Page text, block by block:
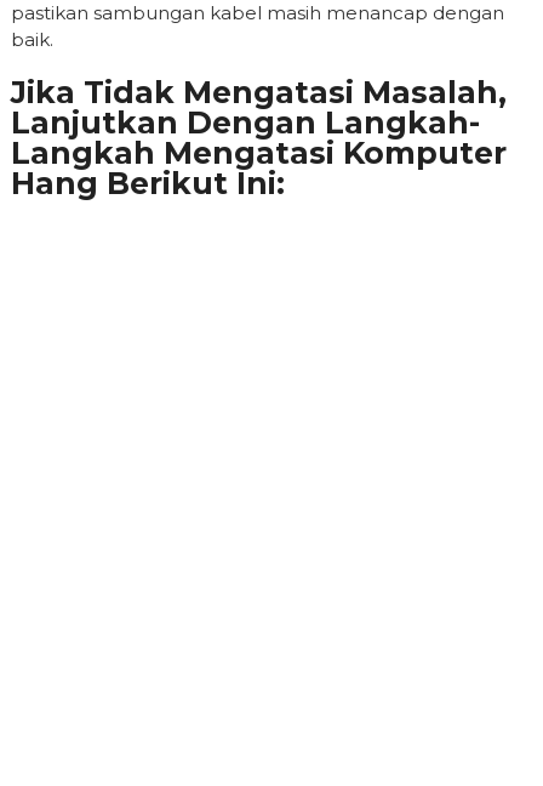
pastikan sambungan kabel masih menancap dengan
baik.
Jika Tidak Mengatasi Masalah,
Lanjutkan Dengan Langkah-
Langkah Mengatasi Komputer
Hang Berikut Ini: